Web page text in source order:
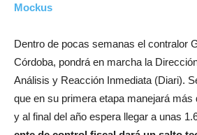
Mockus
Dentro de pocas semanas el contralor
Córdoba, pondrá en marcha la
Análisis y Reacción Inmediata (Diari).
que en su primera etapa manejará más
y al final del año espera llegar a unas